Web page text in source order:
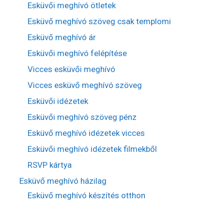
Esküvői meghívó ötletek
Esküvő meghívó szöveg csak templomi
Esküvő meghívó ár
Esküvői meghívó felépítése
Vicces esküvői meghívó
Vicces esküvő meghívó szöveg
Esküvői idézetek
Esküvői meghívó szöveg pénz
Esküvő meghívó idézetek vicces
Esküvői meghívó idézetek filmekből
RSVP kártya
Esküvő meghívó házilag
Esküvő meghívó készítés otthon